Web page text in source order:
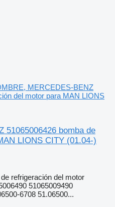
MERCEDES-BENZ
del motor para MAN LIONS
51065006426 bomba de
LIONS CITY (01.04-)
refrigeración del motor
51065009490
6708 51.06500...